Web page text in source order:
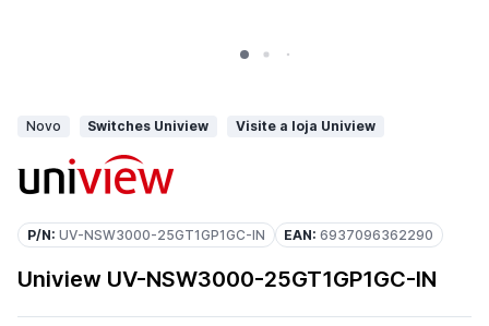
Novo Switches Uniview Visite a loja Uniview
P/N: UV-NSW3000-25GT1GP1GC-IN EAN: 6937096362290
Uniview UV-NSW3000-25GT1GP1GC-IN